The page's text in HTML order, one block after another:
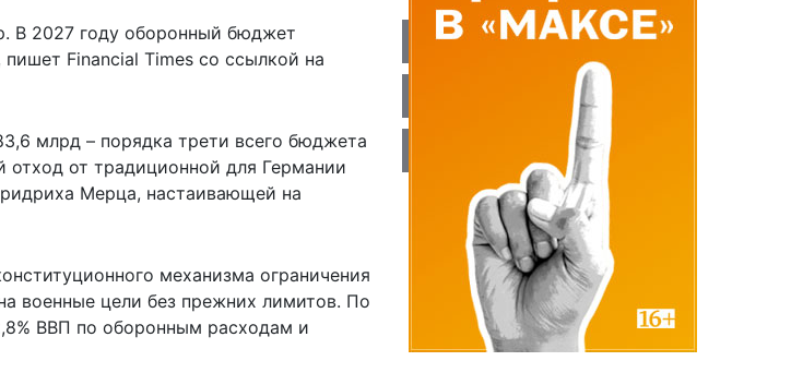
В 2027 году оборонный бюджет
пишет Financial Times со ссылкой на
млрд – порядка трети всего бюджета
отход от традиционной для Германии
Мерца, настаивающей на
механизма ограничения
военные цели без прежних лимитов. По
ВВП по оборонным расходам и